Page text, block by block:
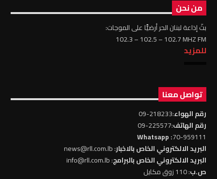
من نحن
بثّ إذاعة لبنان الحر أرضيًّا على الموجات:
102.3 – 102.5 – 102.7 MHZ FM
للمزيد
تواصل معنا
رقم الهواء:218233-09
رقم الهاتف:225577-09
70-959111
: Whatsapp
البريد الالكتروني الخاص بالاخبار: news@rll.com.lb
البريد الالكتروني الخاص بالبرامج: info@rll.com.lb
ص.ب: 110 زوق مكايل